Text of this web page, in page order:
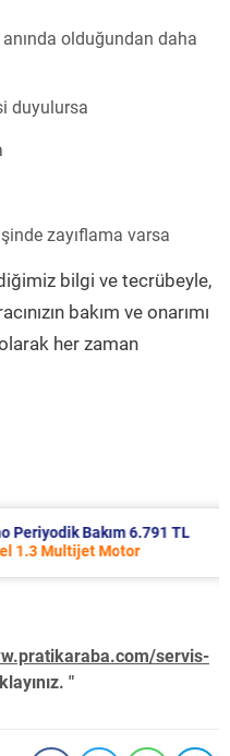
olduğundan daha
duyulursa
zayıflama varsa
bilgi ve tecrübeyle,
bakım ve onarımı
her zaman
Bakım 6.791 TL
Motor
servis-
"